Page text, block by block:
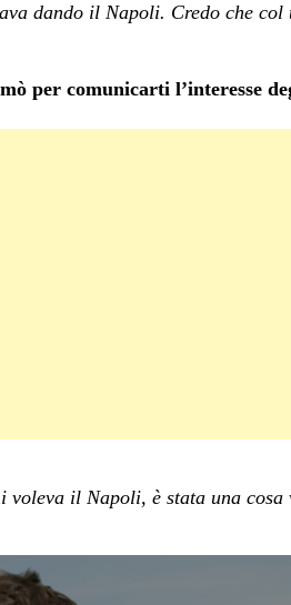
dando il Napoli. Credo che col
per comunicarti l’interesse
il Napoli, è stata una cosa